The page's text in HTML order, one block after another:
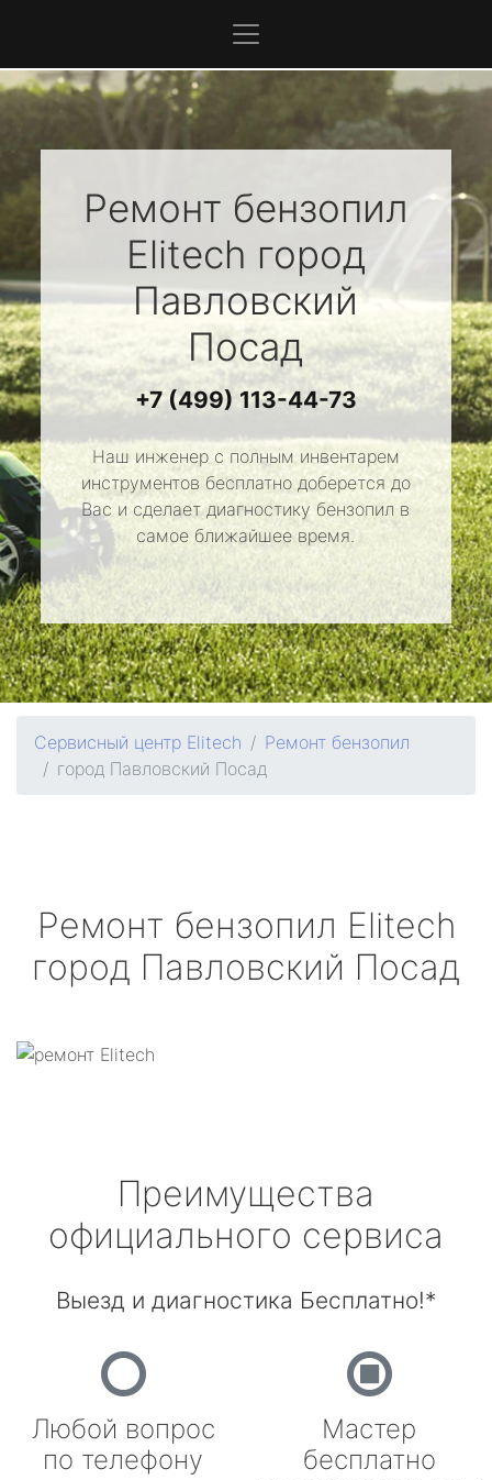
Ремонт бензопил
Elitech город
Павловский
Посад
+7 (499) 113-44-73
Наш инженер с полным инвентарем
инструментов бесплатно доберется до
Вас и сделает диагностику бензопил в
самое ближайшее время.
Сервисный центр Elitech
Ремонт бензопил
город Павловский Посад
Ремонт бензопил Elitech
город Павловский Посад
Преимущества
официального сервиса
Выезд и диагностика Бесплатно!*
Любой вопрос
по телефону
Мастер
бесплатно